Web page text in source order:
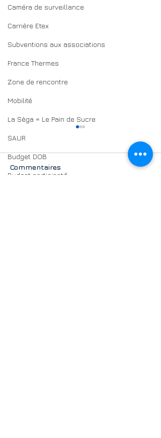
Caméra de surveillance
Carrière Etex
Subventions aux associations
France Thermes
Zone de rencontre
Mobilité
La Sèga = Le Pain de Sucre
SAUR
Budget DOB
Budget participatif
Commentaires